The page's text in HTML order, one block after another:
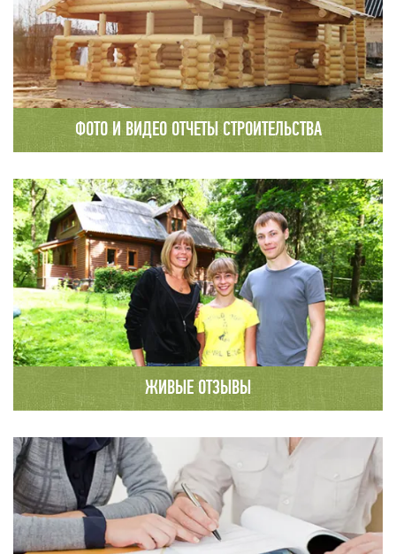
ФОТО И ВИДЕО ОТЧЕТЫ СТРОИТЕЛЬСТВА
сопровождается детальным фото и видео
отчетом с публикацией на сайте компании.
ЖИВЫЕ ОТЗЫВЫ
реальные отзывы наших клиентов с
телефонами и адресами. Вы можете связаться
с любым из них.